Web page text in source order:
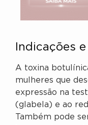
Indicações
A toxina
mulheres que
expressão na
(glabela) e ao
Também pode